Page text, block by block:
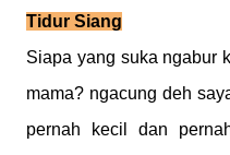
Tidur Siang
Siapa yang suka ngabur
mama? ngacung deh
pernah kecil dan